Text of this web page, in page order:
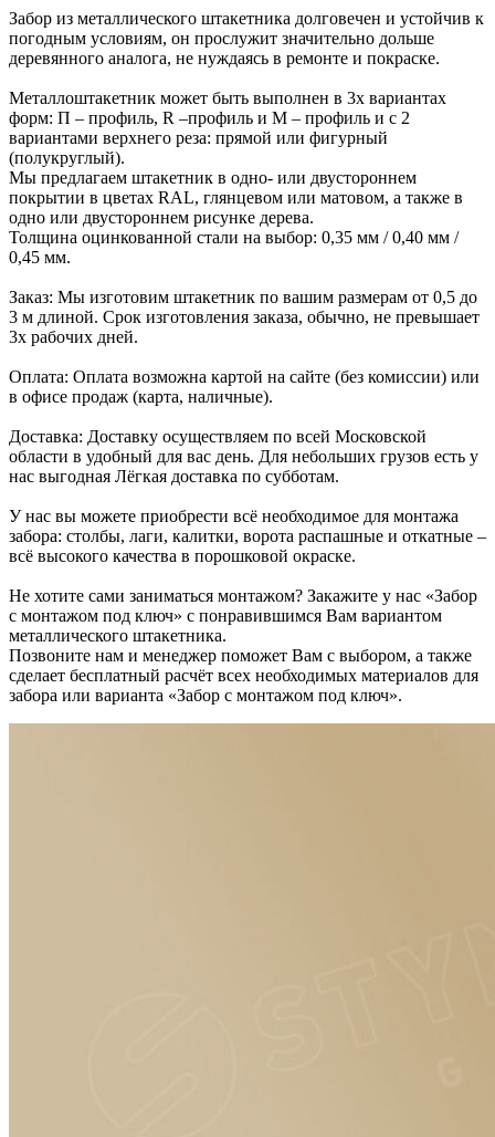
Забор из металлического штакетника долговечен и устойчив к
погодным условиям, он прослужит значительно дольше
деревянного аналога, не нуждаясь в ремонте и покраске.
Металлоштакетник может быть выполнен в 3х вариантах
форм: П – профиль, R –профиль и М – профиль и с 2
вариантами верхнего реза: прямой или фигурный
(полукруглый).
Мы предлагаем штакетник в одно- или двустороннем
покрытии в цветах RAL, глянцевом или матовом, а также в
одно или двустороннем рисунке дерева.
Толщина оцинкованной стали на выбор: 0,35 мм / 0,40 мм /
0,45 мм.
Заказ: Мы изготовим штакетник по вашим размерам от 0,5 до
3 м длиной. Срок изготовления заказа, обычно, не превышает
3х рабочих дней.
Оплата: Оплата возможна картой на сайте (без комиссии) или
в офисе продаж (карта, наличные).
Доставка: Доставку осуществляем по всей Московской
области в удобный для вас день. Для небольших грузов есть у
нас выгодная Лёгкая доставка по субботам.
У нас вы можете приобрести всё необходимое для монтажа
забора: столбы, лаги, калитки, ворота распашные и откатные –
всё высокого качества в порошковой окраске.
Не хотите сами заниматься монтажом? Закажите у нас «Забор
с монтажом под ключ» с понравившимся Вам вариантом
металлического штакетника.
Позвоните нам и менеджер поможет Вам с выбором, а также
сделает бесплатный расчёт всех необходимых материалов для
забора или варианта «Забор с монтажом под ключ».